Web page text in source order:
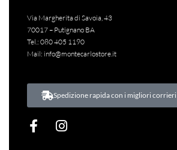
Via Margherita di Savoia, 43
70017 – Putignano BA
Tel.: 080 405 1190
Mail: info@montecarlostore.it
Spedizione rapida con i migliori corrieri